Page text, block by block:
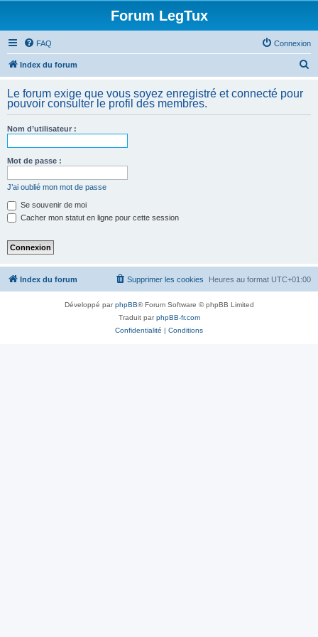
Forum LegTux
FAQ Connexion
Index du forum
h
Le forum exige que vous soyez enregistré et connecté pour
pouvoir consulter le profil des membres.
Nom d’utilisateur :
Mot de passe :
J’ai oublié mon mot de passe
Se souvenir de moi
Cacher mon statut en ligne pour cette session
Index du forum Heures au format UTC+01:00
Supprimer les cookies
Développé parphpBB® Forum Software © phpBB Limited
Traduit parphpBB-fr.com
Confidentialité | Conditions